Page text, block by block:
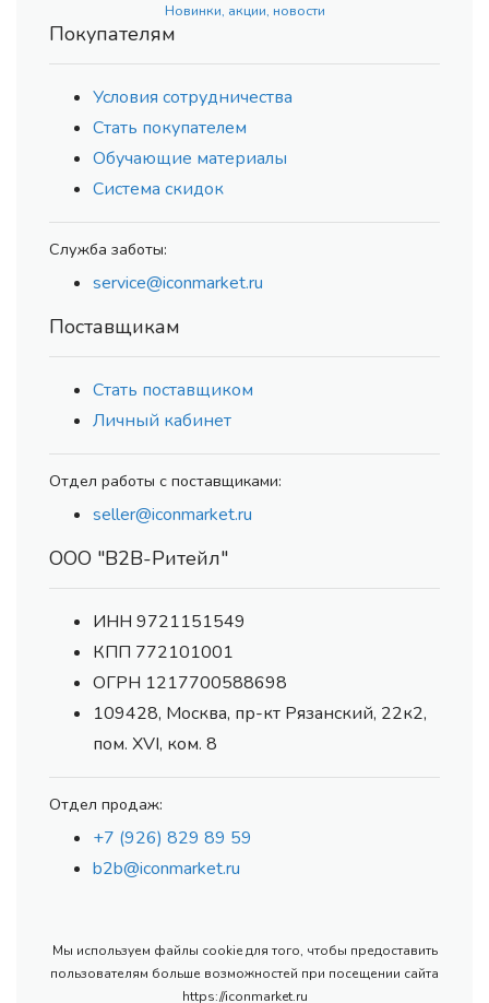
Новинки, акции, новости
Покупателям
Условия сотрудничества
Стать покупателем
Обучающие материалы
Система скидок
Служба заботы:
service@iconmarket.ru
Поставщикам
Стать поставщиком
Личный кабинет
Отдел работы с поставщиками:
seller@iconmarket.ru
ООО "В2В-Ритейл"
ИНН 9721151549
КПП 772101001
ОГРН 1217700588698
109428, Москва, пр-кт Рязанский, 22к2,
пом. XVI, ком. 8
Отдел продаж:
+7 (926) 829 89 59
b2b@iconmarket.ru
Мы используем файлы cookie для того, чтобы предоставить
пользователям больше возможностей при посещении сайта
https://iconmarket.ru